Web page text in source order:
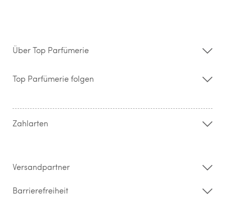
Über Top Parfümerie
Storefinder
Kontakt
Widerrufsrecht & Rückgabebedingungen
Top Parfümerie folgen
Zahlarten
Versandpartner
Barrierefreiheit